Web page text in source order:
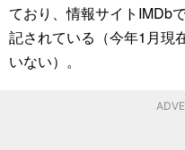
ており、情報サイトIMDb
記されている（今年1月現
いない）。